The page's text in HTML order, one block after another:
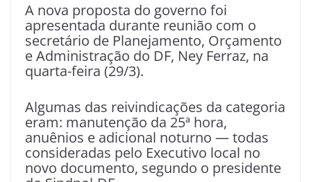
A nova proposta do governo foi
apresentada durante reunião com o
secretário de Planejamento, Orçamento
e Administração do DF, Ney Ferraz, na
quarta-feira (29/3).
Algumas das reivindicações da categoria
eram: manutenção da 25ª hora,
anuênios e adicional noturno — todas
consideradas pelo Executivo local no
novo documento, segundo o presidente